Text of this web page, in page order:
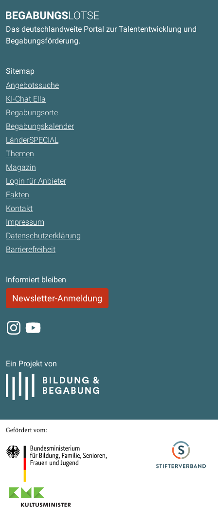
Begabungslotse
Das deutschlandweite Portal zur Talententwicklung und
Begabungsförderung.
Sitemap
Angebotssuche
KI-Chat Ella
Begabungsorte
Begabungskalender
LänderSPECIAL
Themen
Magazin
Login für Anbieter
Fakten
Kontakt
Impressum
Datenschutzerklärung
Barrierefreiheit
Informiert bleiben
Newsletter-Anmeldung
Instagram
Youtube
Ein Projekt von
Bildung und Begabung
Gefördert von
Bundesministerium für Bildung, Familie, Senioren, Frauen und Jugend
Stifterverband
Kultusministerkonferenz